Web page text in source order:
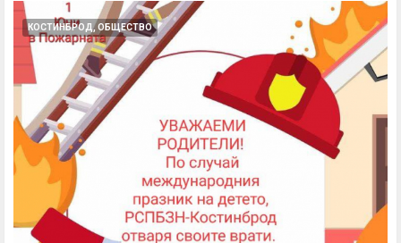
КОСТИНБРОД, ОБЩЕСТВО